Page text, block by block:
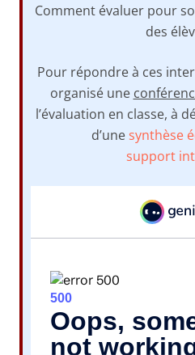
Comment évaluer pour
des
Pour répondre à ces
organisé une
l’évaluation en classe, à
d’unesynthèse
support